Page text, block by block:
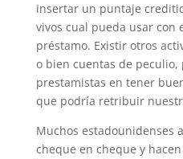
insertar un puntaje
vivos cual pueda usar con
préstamo. Existir otros
o bien cuentas de peculio,
prestamistas en tener
que podría retribuir
Muchos estadounidenses
cheque en cheque y